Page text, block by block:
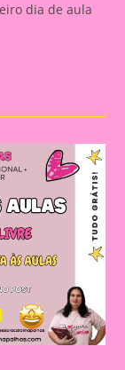
dia de aula